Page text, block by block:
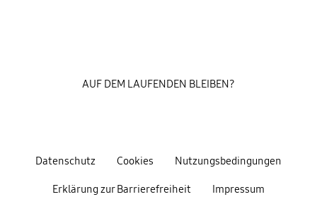
Datenschutz Cookies Nutzungsbedingungen
Erklärung zur Barrierefreiheit Impressum
AUF DEM LAUFENDEN BLEIBEN?